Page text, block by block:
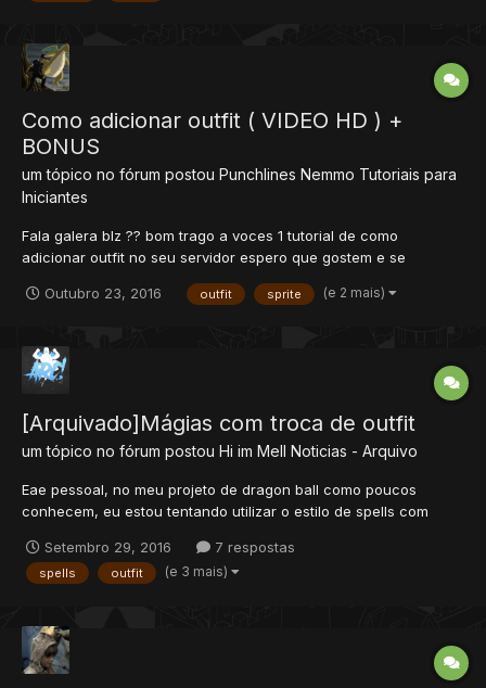
Como adicionar outfit ( VIDEO HD ) +
BONUS
um tópico no fórum postou Punchlines Nemmo Tutoriais para
Iniciantes
Fala galera blz ?? bom trago a voces 1 tutorial de como
adicionar outfit no seu servidor espero que gostem e se
meu canal oque esta esperando ?? inscreva-se
A&feature=youtu.be
Outubro 23, 2016 outfit sprite (e 2 mais)
[Arquivado]Mágias com troca de outfit
um tópico no fórum postou Hi im Mell Noticias - Arquivo
Eae pessoal, no meu projeto de dragon ball como poucos
conhecem, eu estou tentando utilizar o estilo de spells com
pena?Setembro 29, 2016 7 respostas
spells outfit (e 3 mais)